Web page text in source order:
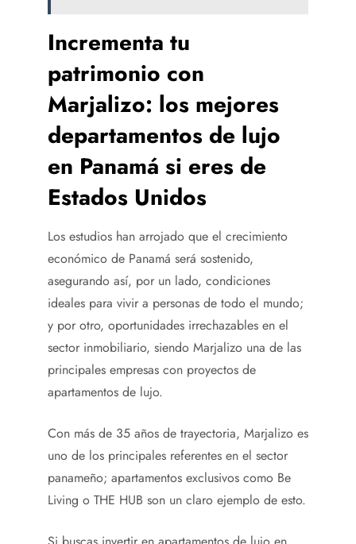
Incrementa tu
patrimonio con
Marjalizo: los mejores
departamentos de lujo
en Panamá si eres de
Estados Unidos
Los estudios han arrojado que el crecimiento
económico de Panamá será sostenido,
asegurando así, por un lado, condiciones
ideales para vivir a personas de todo el mundo;
y por otro, oportunidades irrechazables en el
sector inmobiliario, siendo Marjalizo una de las
principales empresas con proyectos de
apartamentos de lujo.
Con más de 35 años de trayectoria, Marjalizo es
uno de los principales referentes en el sector
panameño; apartamentos exclusivos como Be
Living o THE HUB son un claro ejemplo de esto.